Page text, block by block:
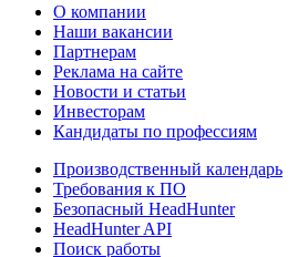
О компании
Наши вакансии
Партнерам
Реклама на сайте
Новости и статьи
Инвесторам
Кандидаты по профессиям
Производственный календарь
Требования к ПО
Безопасный HeadHunter
HeadHunter API
Поиск работы